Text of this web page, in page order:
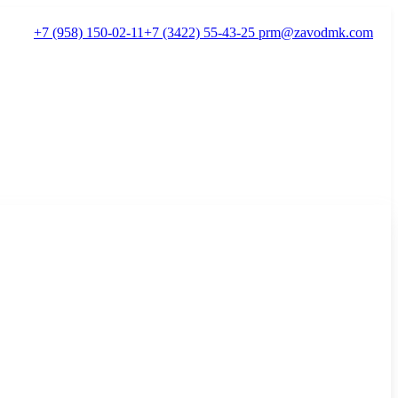
+7 (958) 150-02-11+7 (3422) 55-43-25 prm@zavodmk.com